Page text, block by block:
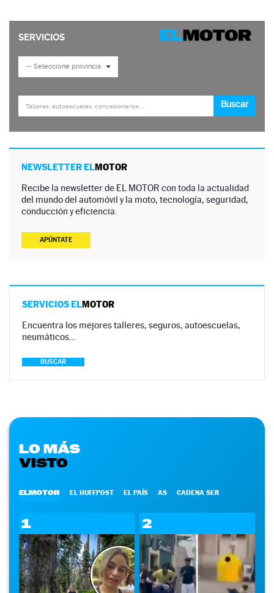
NEWSLETTER ELMOTOR
Recibe la newsletter de EL MOTOR con toda la actualidad
del mundo del automóvil y la moto, tecnología, seguridad,
conducción y eficiencia.
APÚNTATE
SERVICIOS ELMOTOR
Encuentra los mejores talleres, seguros, autoescuelas,
neumáticos…
BUSCAR
LO MÁS
VISTO
ELMOTOR EL HUFFPOST EL PAÍS AS CADENA SER
1 2